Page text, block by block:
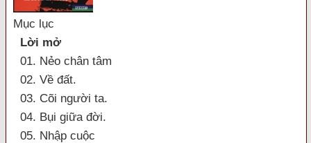
Mục lục
Lời mở
01. Nẻo chân tâm
02. Về đất.
03. Cõi người ta.
04. Bụi giữa đời.
05. Nhập cuộc